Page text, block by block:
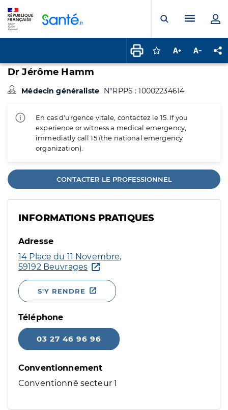
Ouvrir laMenu
Connectez-vous
Augmenter la
Dr Jérôme Hamm
Médecin généraliste N°RPPS : 10002234614
En cas d'urgence vitale, contactez le 15. If you
experience or witness a medical emergency,
immediatly call 15 (the national emergency
organization).
CONTACTER LE PROFESSIONNEL
INFORMATIONS PRATIQUES
Adresse
14 Place du 11 Novembre,
59192 Beuvrages
S'Y RENDRE
Téléphone
03 27 46 96 96
Conventionnement
Conventionné secteur 1